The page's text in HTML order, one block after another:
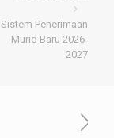
Sistem Penerimaan
Murid Baru 2026-
2027